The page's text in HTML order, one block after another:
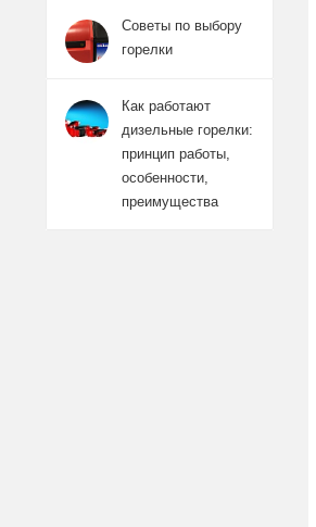
Советы по выбору
горелки
Как работают
дизельные горелки:
принцип работы,
особенности,
преимущества